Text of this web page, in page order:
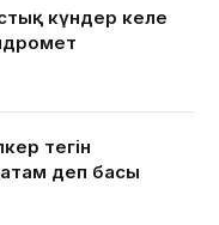
күндер келе
тегін
деп басы